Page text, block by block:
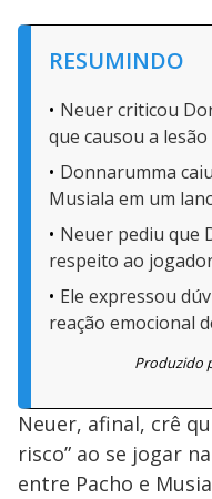
RESUMINDO
Neuer criticou
que causou a
Donnarumma
Musiala em um
Neuer pediu que
respeito ao
Ele expressou
reação emocional
Produzido
Neuer, afinal, crê
risco” ao se jogar
entre Pacho e